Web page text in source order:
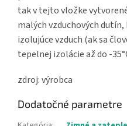
tak v tejto vložke
malých vzduchových
izolujúce vzduch (ak sa
tepelnej izolácie až do -
zdroj: výrobca
Dodatočné parametre